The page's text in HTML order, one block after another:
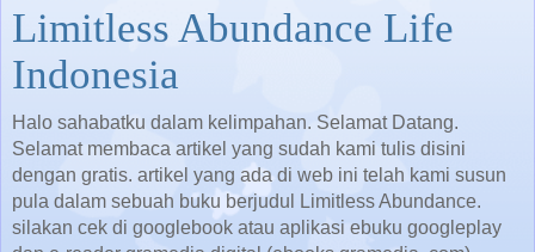
Limitless Abundance Life
Indonesia
Halo sahabatku dalam kelimpahan. Selamat Datang.
Selamat membaca artikel yang sudah kami tulis disini
dengan gratis. artikel yang ada di web ini telah kami susun
pula dalam sebuah buku berjudul Limitless Abundance.
silakan cek di googlebook atau aplikasi ebuku googleplay